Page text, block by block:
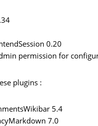
0.20
permission for
plugins :
5.4
7.0